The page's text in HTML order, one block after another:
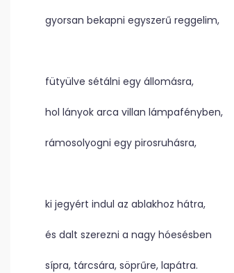
gyorsan bekapni egyszerű reggelim,
fütyülve sétálni egy állomásra,
hol lányok arca villan lámpafényben,
rámosolyogni egy pirosruhásra,
ki jegyért indul az ablakhoz hátra,
és dalt szerezni a nagy hóesésben
sípra, tárcsára, söprűre, lapátra.